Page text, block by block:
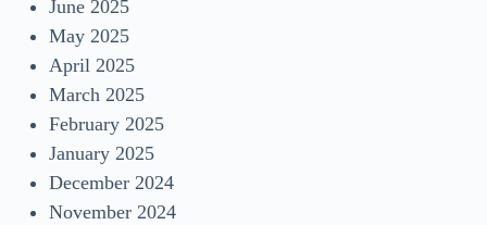
June 2025
May 2025
April 2025
March 2025
February 2025
January 2025
December 2024
November 2024